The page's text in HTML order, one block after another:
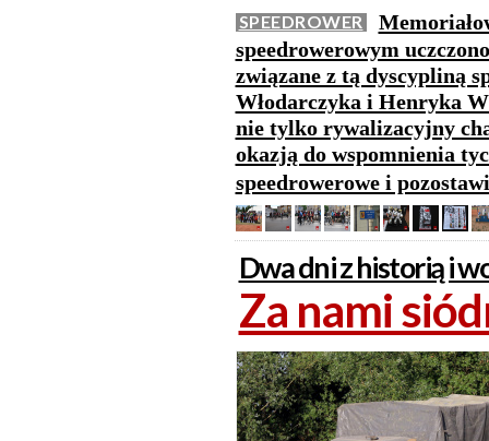
SPEEDROWER
speedrowerowym
związane z tą dyscypliną
Włodarczyka i Henryka
nie tylko rywalizacyjny
okazją do wspomnienia
speedrowerowe i
Dwa dni z historią i
Za nami